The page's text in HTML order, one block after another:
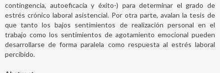
contingencia, autoeficacia y éxito-) para determinar el grado de
estrés crónico laboral asistencial. Por otra parte, avalan la tesis de
que tanto los bajos sentimientos de realización personal en el
trabajo como los sentimientos de agotamiento emocional pueden
desarrollarse de forma paralela como respuesta al estrés laboral
percibido.